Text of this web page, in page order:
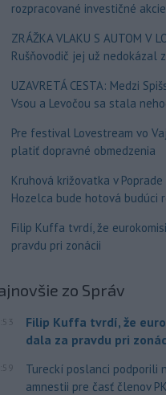
rozpracované investičné akcie
ZRÁŽKA VLAKU S AUTOM V
Rušňovodič jej už nedokázal
UZAVRETÁ CESTA: Medzi
Vsou a Levočou sa stala
Pre festival Lovestream vo
platiť dopravné obmedzenia
Kruhová križovatka v Poprade
Hozelca bude hotová budúci
Filip Kuffa tvrdí, že
pravdu pri zonácii
zo Správ
Filip Kuffa tvrdí, že
dala za pravdu pri
Tureckí poslanci podporili
amnestii pre časť členov